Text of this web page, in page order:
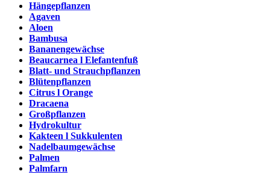
Hängepflanzen
Agaven
Aloen
Bambusa
Bananengewächse
Beaucarnea l Elefantenfuß
Blatt- und Strauchpflanzen
Blütenpflanzen
Citrus l Orange
Dracaena
Großpflanzen
Hydrokultur
Kakteen l Sukkulenten
Nadelbaumgewächse
Palmen
Palmfarn